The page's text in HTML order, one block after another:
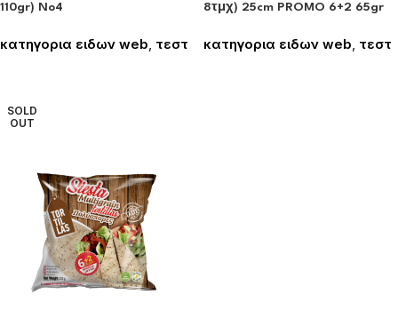
110gr) No4
κατηγορια ειδων web, τεστ
8τμχ) 25cm PROMO 6+2 65gr
κατηγορια ειδων web, τεστ
SOLD
OUT